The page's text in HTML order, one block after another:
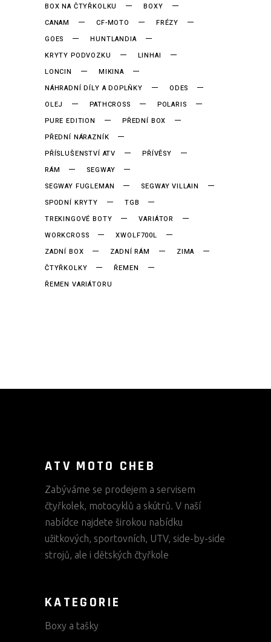
BOX NA ČTYŘKOLKU
BOXY
CANAM
CF-MOTO
FRÉZY
GOES
HUNTLANDIA
KRYTY PODVOZKU
LINHAI
LONCIN
MIKINA
NÁHRADNÍ DÍLY A DOPLŇKY
ODES
OLEJ
PATHCROSS
POLARIS
PURE EDITION
PŘEDNÍ BOX
PŘEDNÍ NÁRAZNÍK
PŘÍSLUŠENSTVÍ ATV
PŘÍVĚSY
RÁM
SEGWAY
SEGWAY FUGLEMAN
SEGWAY VILLAIN
SPODNÍ KRYTY
TGB
TREKINGOVÉ BOTY
VARIÁTOR
WORKCROSS
XWOLF700L
ZADNÍ BOX
ZADNÍ RÁM
ZIMA
ČTYŘKOLKY
ŘEMEN
ŘEMEN VARIÁTORU
ATV MOTO CHEB
Zabýváme se prodejem a servisem
čtyřkolek, motocyklů a skútrů. V naší
nabídce najdete širokou nabídku
užitkových, sportovních, UTV, side-by-side
strojů, ale i dětských čtyřkole
KATEGORIE
Boxy a tašky